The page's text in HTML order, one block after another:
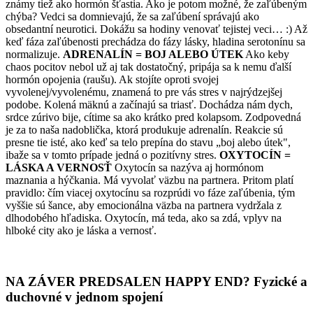
známy tiež ako hormón šťastia. Ako je potom možné, že zaľúbeným
chýba? Vedci sa domnievajú, že sa zaľúbení správajú ako
obsedantní neurotici. Dokážu sa hodiny venovať tejistej veci… :) Až
keď fáza zaľúbenosti prechádza do fázy lásky, hladina serotonínu sa
normalizuje. ADRENALÍN = BOJ ALEBO ÚTEK Ako keby
chaos pocitov nebol už aj tak dostatočný, pripája sa k nemu ďalší
hormón opojenia (raušu). Ak stojíte oproti svojej
vyvolenej/vyvolenému, znamená to pre vás stres v najrýdzejšej
podobe. Kolená mäknú a začínajú sa triasť. Dochádza nám dych,
srdce zúrivo bije, cítime sa ako krátko pred kolapsom. Zodpovedná
je za to naša nadoblička, ktorá produkuje adrenalín. Reakcie sú
presne tie isté, ako keď sa telo prepína do stavu „boj alebo útek",
ibaže sa v tomto prípade jedná o pozitívny stres. OXYTOCÍN =
LÁSKA A VERNOSŤ Oxytocín sa nazýva aj hormónom
maznania a hýčkania. Má vyvolať väzbu na partnera. Pritom platí
pravidlo: čím viacej oxytocínu sa rozprúdi vo fáze zaľúbenia, tým
vyššie sú šance, aby emocionálna väzba na partnera vydržala z
dlhodobého hľadiska. Oxytocín, má teda, ako sa zdá, vplyv na
hlboké city ako je láska a vernosť.
NA ZÁVER PREDSALEN HAPPY END? Fyzické a
duchovné v jednom spojení